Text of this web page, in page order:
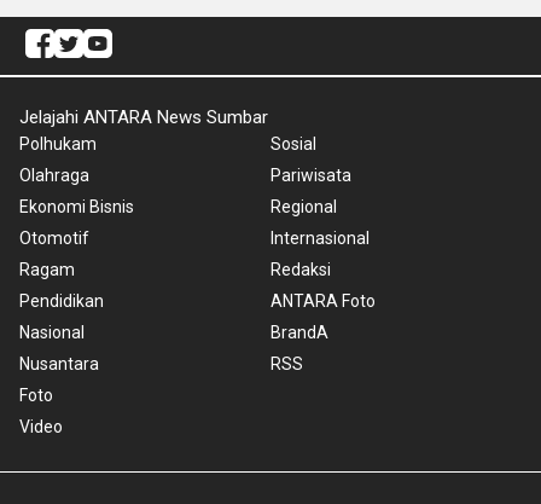
Jelajahi ANTARA News Sumbar
Polhukam
Olahraga
Ekonomi Bisnis
Otomotif
Ragam
Pendidikan
Nasional
Nusantara
Foto
Video
Sosial
Pariwisata
Regional
Internasional
Redaksi
ANTARA Foto
BrandA
RSS